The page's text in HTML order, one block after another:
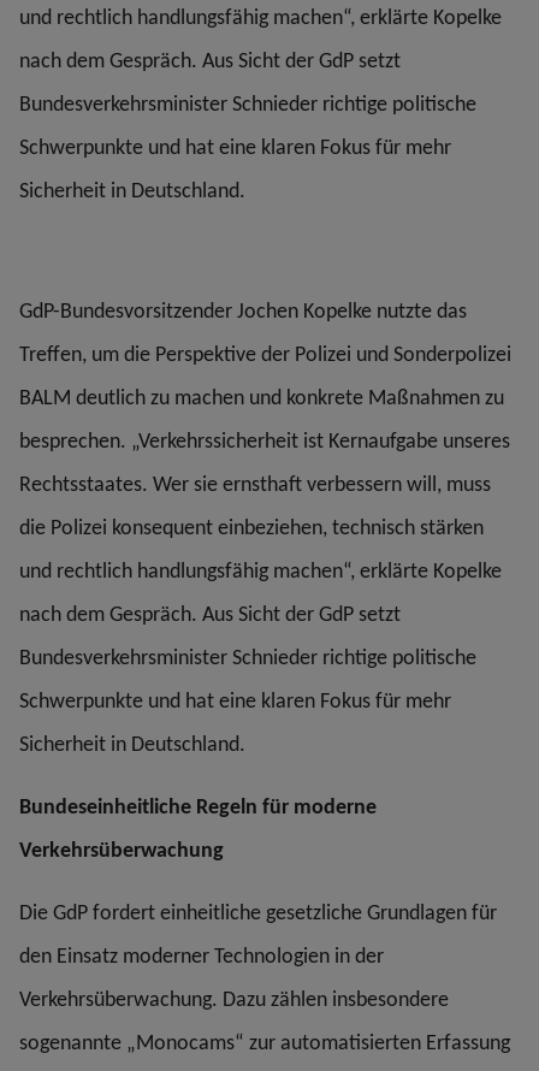
und rechtlich handlungsfähig machen“, erklärte Kopelke
nach dem Gespräch. Aus Sicht der GdP setzt
Bundesverkehrsminister Schnieder richtige politische
Schwerpunkte und hat eine klaren Fokus für mehr
Sicherheit in Deutschland.
GdP-Bundesvorsitzender Jochen Kopelke nutzte das
Treffen, um die Perspektive der Polizei und Sonderpolizei
BALM deutlich zu machen und konkrete Maßnahmen zu
besprechen. „Verkehrssicherheit ist Kernaufgabe unseres
Rechtsstaates. Wer sie ernsthaft verbessern will, muss
die Polizei konsequent einbeziehen, technisch stärken
und rechtlich handlungsfähig machen“, erklärte Kopelke
nach dem Gespräch. Aus Sicht der GdP setzt
Bundesverkehrsminister Schnieder richtige politische
Schwerpunkte und hat eine klaren Fokus für mehr
Sicherheit in Deutschland.
Bundeseinheitliche Regeln für moderne
Verkehrsüberwachung
Die GdP fordert einheitliche gesetzliche Grundlagen für
den Einsatz moderner Technologien in der
Verkehrsüberwachung. Dazu zählen insbesondere
sogenannte „Monocams“ zur automatisierten Erfassung